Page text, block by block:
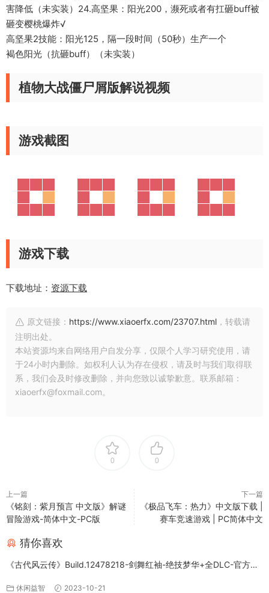
害降低（未实装）24.高坚果：阳光200，濒死或者有扛砸buff被
砸变樱桃爆炸√
高坚果2技能：阳光125，隔一段时间（50秒）生产一个
褐色阳光（抗砸buff）（未实装）
植物大战僵尸屑版解说视频
游戏截图
游戏下载
下载地址： 资源下载
原文链接： https://www.xiaoerfx.com/23707.html ，转载请
注明出处。
本站资源均来自网络用户自发分享，仅限个人学习研究使用，请
于24小时内删除。如权利人认为存在侵权，请及时与我们取得联
系，我们会及时修改删除，并向您致以诚挚歉意。联系邮箱：
xiaoerfx@foxmail.com。
0 0
上一篇
《铭刻：紫月预言 中文版》解谜
冒险游戏-简体中文-PC版
下一篇
《极品飞车：热力》中文版下载 |
赛车竞速游戏 | PC简体中文
猜你喜欢
《古代风云传》Build.12478218-剑舞红袖-绝技梦华+全DLC-官方中
休闲益智 2023-10-21